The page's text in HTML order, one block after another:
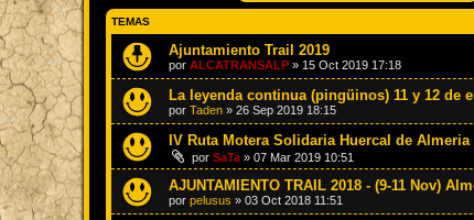
TEMAS
Ajuntamiento Trail 2019
por ALCATRANSALP » 15 Oct 2019 17:18
La leyenda continua (pingüinos) 11 y 12 de
por Taden » 26 Sep 2019 18:15
IV Ruta Motera Solidaria Huercal de Almeria
por SaTa » 07 Mar 2019 10:51
AJUNTAMIENTO TRAIL 2018 - (9-11 Nov)
por pelusus » 03 Oct 2018 11:51